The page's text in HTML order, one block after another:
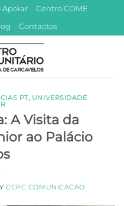
Apoiar
Centro.COME
Contactos
PT, UNIVERSIDADE
A Visita da
ao Palácio
CCPC COMUNICACAO